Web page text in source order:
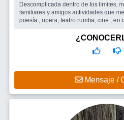
Descomplicada dentro de los limites,
familiares y amigos actividades que
poesía , opera, teatro rumba, cine , en
Me gustaria compartir muchos
totalmente habierta a conocer y
personajes que conozca por este
Mensaje /